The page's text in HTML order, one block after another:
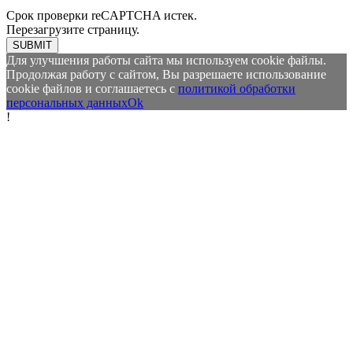
Срок проверки reCAPTCHA истек.
Перезагрузите страницу.
SUBMIT
Для улучшения работы сайта мы используем cookie файлы.
Продолжая работу с сайтом, Вы разрешаете использование
cookie файлов и соглашаетесь с политикой обработки
персональных данныхOk
!